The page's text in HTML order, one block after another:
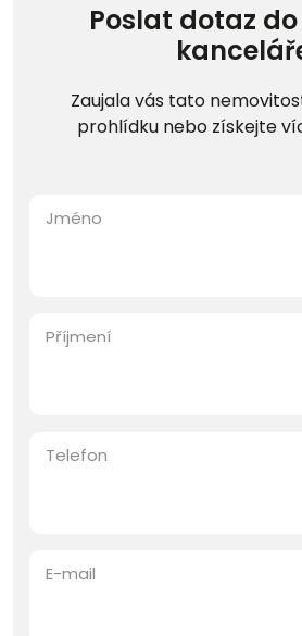
Poslat dotaz
Zaujala vás tato
prohlídku nebo získejte
Jméno
Příjmení
Telefon
E-mail